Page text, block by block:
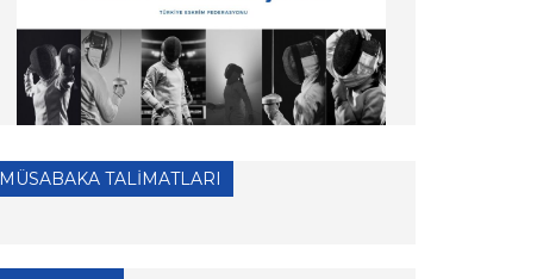
MÜSABAKA TALİMATLARI